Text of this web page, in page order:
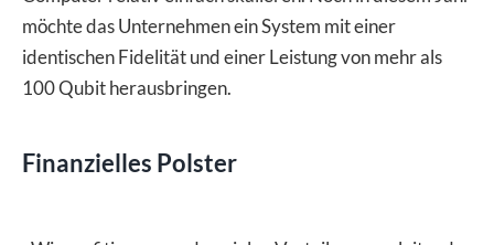
möchte das Unternehmen ein System mit einer
identischen Fidelität und einer Leistung von mehr als
100 Qubit herausbringen.
Finanzielles Polster